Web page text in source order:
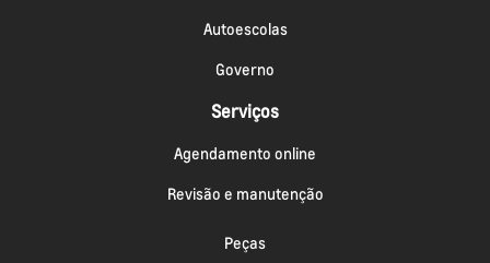
Autoescolas
Governo
Serviços
Agendamento online
Revisão e manutenção
Peças